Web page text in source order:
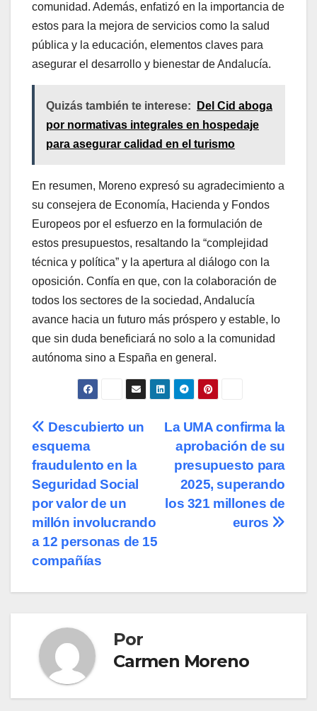
comunidad. Además, enfatizó en la importancia de
estos para la mejora de servicios como la salud
pública y la educación, elementos claves para
asegurar el desarrollo y bienestar de Andalucía.
Quizás también te interese:
Del Cid aboga
por normativas integrales en hospedaje
para asegurar calidad en el turismo
En resumen, Moreno expresó su agradecimiento a
su consejera de Economía, Hacienda y Fondos
Europeos por el esfuerzo en la formulación de
estos presupuestos, resaltando la “complejidad
técnica y política” y la apertura al diálogo con la
oposición. Confía en que, con la colaboración de
todos los sectores de la sociedad, Andalucía
avance hacia un futuro más próspero y estable, lo
que sin duda beneficiará no solo a la comunidad
autónoma sino a España en general.
Navegación
de
entradas
La UMA confirma la
aprobación de su
presupuesto para
2025, superando
los 321 millones de
euros
Descubierto un
esquema
fraudulento en la
Seguridad Social
por valor de un
millón involucrando
a 12 personas de 15
compañías
Por
Carmen Moreno